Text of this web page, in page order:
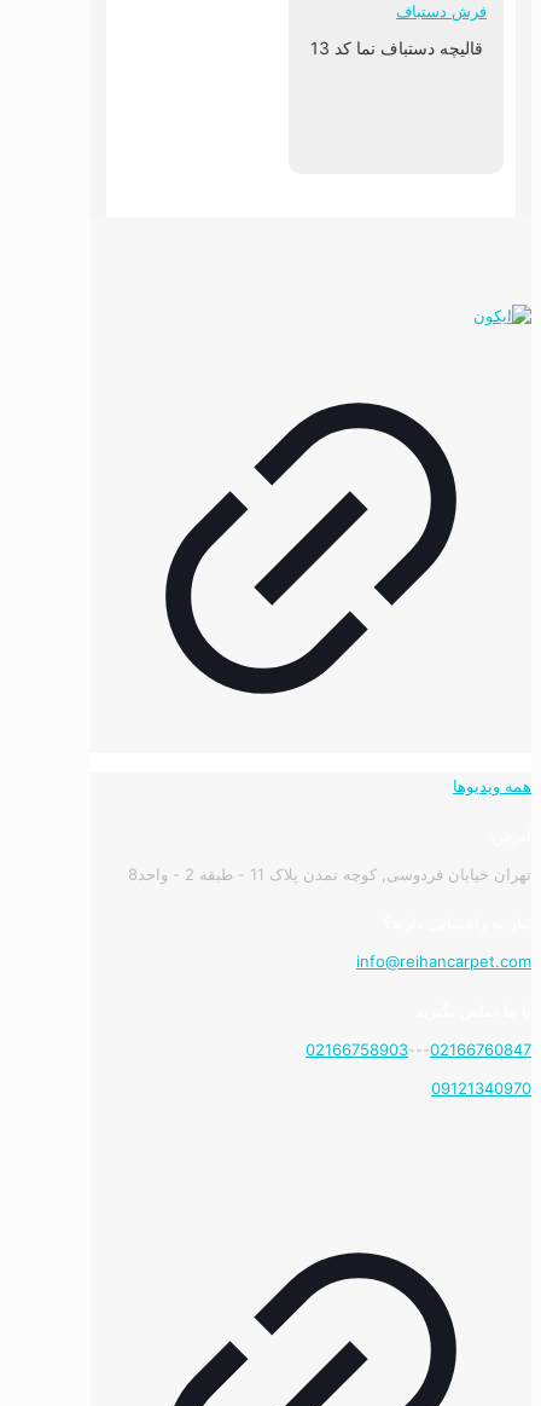
قالیچه دستباف نما کد 13
همه ویدیوها
تهران خیابان فردوسی, کوچه تمدن پلاک 11 - طبقه 2 - واحد8
info@reihancarpet.com
02166760847
---
02166758903
09121340970